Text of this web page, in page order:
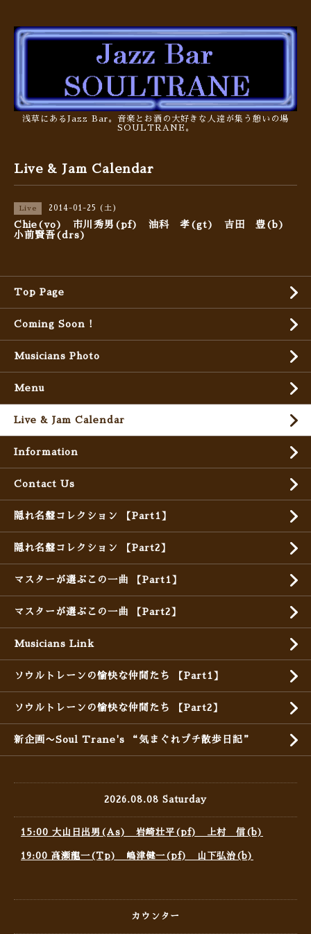
浅草にあるJazz Bar。音楽とお酒の大好きな人達が集う憩いの場
SOULTRANE。
Live & Jam Calendar
Live 2014-01-25 (土)
Chie(vo) 市川秀男(pf) 油科 孝(gt) 吉田 豊(b)
小前賢吾(drs)
Top Page
Coming Soon !
Musicians Photo
Menu
Live & Jam Calendar
Information
Contact Us
隠れ名盤コレクション 【Part1】
隠れ名盤コレクション 【Part2】
マスターが選ぶこの一曲 【Part1】
マスターが選ぶこの一曲 【Part2】
Musicians Link
ソウルトレーンの愉快な仲間たち 【Part1】
ソウルトレーンの愉快な仲間たち 【Part2】
新企画〜Soul Trane's “気まぐれプチ散歩日記”
2026.08.08 Saturday
15:00 大山日出男(As) 岩崎壮平(pf) 上村 信(b)
19:00 高瀬龍一(Tp) 嶋津健一(pf) 山下弘治(b)
カウンター